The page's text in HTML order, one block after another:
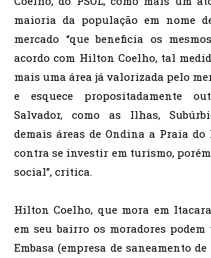
maioria da população em nome
mercado “que beneficia os
acordo com Hilton Coelho, tal
mais uma área já valorizada pelo
e esquece propositadamente
Salvador, como as Ilhas,
demais áreas de Ondina a Praia do
contra se investir em turismo,
social”, critica.
Hilton Coelho, que mora em
em seu bairro os moradores
Embasa (empresa de saneamento